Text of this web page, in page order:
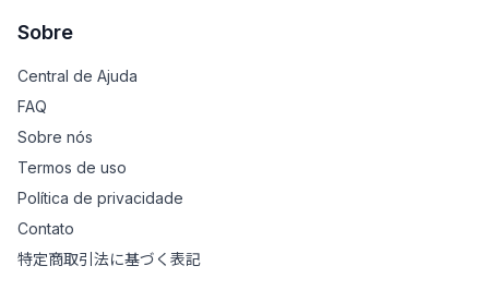
Sobre
Central de Ajuda
FAQ
Sobre nós
Termos de uso
Política de privacidade
Contato
特定商取引法に基づく表記